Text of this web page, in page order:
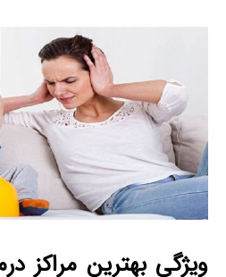
ویژگی بهترین مراکز